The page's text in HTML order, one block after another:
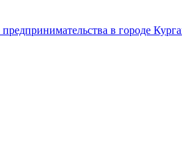
в городе